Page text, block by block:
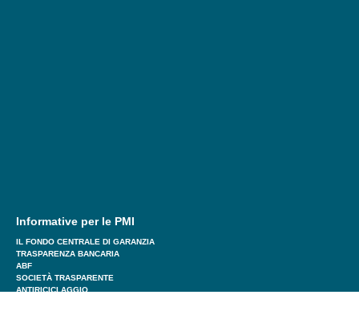
Informative per le PMI
IL FONDO CENTRALE DI GARANZIA
TRASPARENZA BANCARIA
ABF
SOCIETÀ TRASPARENTE
ANTIRICICLAGGIO